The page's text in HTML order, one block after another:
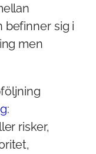
befinner sig i
men
:
risker,